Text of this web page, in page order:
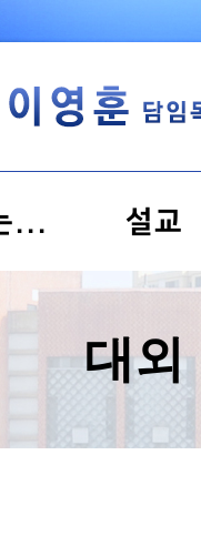
... 설교
대외